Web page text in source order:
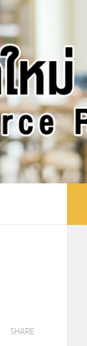
SHARE